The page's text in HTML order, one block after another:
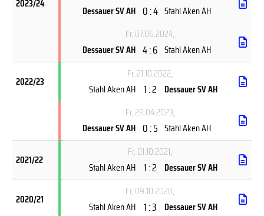
2023/24
Dessauer SV AH 0 : 4 Stahl Aken AH
Fr, 07.06.2024,
Dessauer SV AH 4 : 6 Stahl Aken AH
2022/23
Fr, 21.10.2022,
Stahl Aken AH 1 : 2 Dessauer SV AH
Fr, 28.04.2023,
Dessauer SV AH 0 : 5 Stahl Aken AH
2021/22
Fr, 01.10.2021,
Stahl Aken AH 1 : 2 Dessauer SV AH
2020/21
Fr, 09.10.2020,
Stahl Aken AH 1 : 3 Dessauer SV AH